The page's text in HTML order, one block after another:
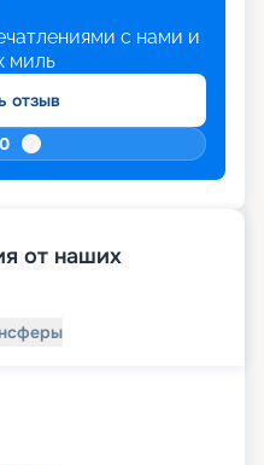
с нами и
миль
отзыв
от наших